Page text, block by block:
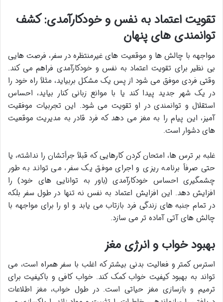
تقویت اعتماد به نفس و خودکارآمدی: کشف
توانمندی های پنهان
مواجهه با چالش ها و موقعیت های غیرمنتظره در سفر، فرصت هایی
بی نظیر برای تقویت اعتماد به نفس و خودکارآمدی فراهم می کند.
وقتی فردی موفق می شود از پس یک مشکل بربیاید، مثلاً راه خود را
در یک شهر جدید پیدا کند یا با موانع زبانی کنار بیاید، احساس
استقلال و توانمندی در او تقویت می شود. این تجربیات موفقیت
آمیز، این پیام را به مغز می دهد که فرد قادر به مدیریت موقعیت
های دشوار است.
غلبه بر ترس ها، امتحان کردن کارهایی که قبلاً جرأتشان را نداشته، یا
حتی صرفاً برنامه ریزی و اجرای موفق یک سفر، می تواند به طور
چشمگیری احساس خودکارآمدی (باور به توانایی های خود) را
افزایش دهد. این افزایش اعتماد به نفس نه تنها در طول سفر بلکه
در تمام جنبه های زندگی فرد بازتاب می یابد و او را برای مواجهه با
چالش های آتی آماده تر می سازد.
بهبود خواب و انرژی مغز
استرس کمتر و فعالیت بدنی بیشتر که اغلب با سفر همراه است، می
تواند به بهبود کیفیت خواب کمک کند. خواب کافی و باکیفیت برای
ترمیم و بازسازی مغز حیاتی است. در طول خواب، مغز اطلاعات